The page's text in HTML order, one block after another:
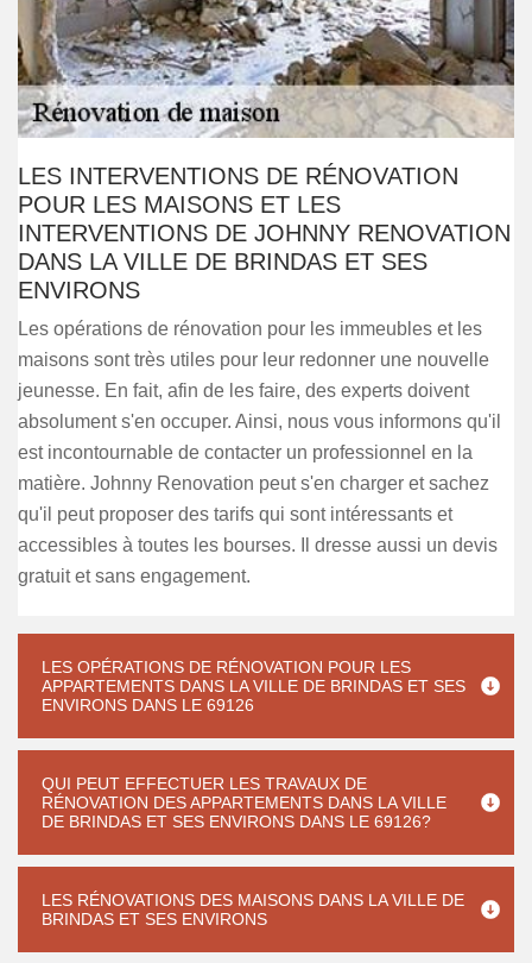
LES INTERVENTIONS DE RÉNOVATION
POUR LES MAISONS ET LES
INTERVENTIONS DE JOHNNY RENOVATION
DANS LA VILLE DE BRINDAS ET SES
ENVIRONS
Les opérations de rénovation pour les immeubles et les
maisons sont très utiles pour leur redonner une nouvelle
jeunesse. En fait, afin de les faire, des experts doivent
absolument s'en occuper. Ainsi, nous vous informons qu'il
est incontournable de contacter un professionnel en la
matière. Johnny Renovation peut s'en charger et sachez
qu'il peut proposer des tarifs qui sont intéressants et
accessibles à toutes les bourses. Il dresse aussi un devis
gratuit et sans engagement.
LES OPÉRATIONS DE RÉNOVATION POUR LES
APPARTEMENTS DANS LA VILLE DE BRINDAS ET SES
ENVIRONS DANS LE 69126
QUI PEUT EFFECTUER LES TRAVAUX DE
RÉNOVATION DES APPARTEMENTS DANS LA VILLE
DE BRINDAS ET SES ENVIRONS DANS LE 69126?
LES RÉNOVATIONS DES MAISONS DANS LA VILLE DE
BRINDAS ET SES ENVIRONS